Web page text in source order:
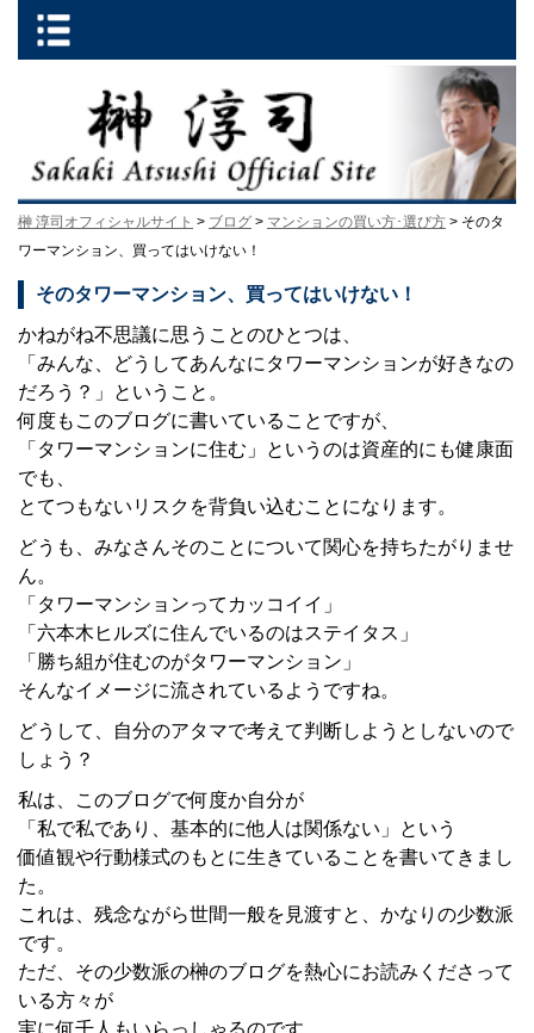
榊 淳司オフィシャルサイト > ブログ > マンションの買い方･選び方 > そのタ
ワーマンション、買ってはいけない！
そのタワーマンション、買ってはいけない！
かねがね不思議に思うことのひとつは、
「みんな、どうしてあんなにタワーマンションが好きなの
だろう？」ということ。
何度もこのブログに書いていることですが、
「タワーマンションに住む」というのは資産的にも健康面
でも、
とてつもないリスクを背負い込むことになります。
どうも、みなさんそのことについて関心を持ちたがりませ
ん。
「タワーマンションってカッコイイ」
「六本木ヒルズに住んでいるのはステイタス」
「勝ち組が住むのがタワーマンション」
そんなイメージに流されているようですね。
どうして、自分のアタマで考えて判断しようとしないので
しょう？
私は、このブログで何度か自分が
「私で私であり、基本的に他人は関係ない」という
価値観や行動様式のもとに生きていることを書いてきまし
た。
これは、残念ながら世間一般を見渡すと、かなりの少数派
です。
ただ、その少数派の榊のブログを熱心にお読みくださって
いる方々が
実に何千人もいらっしゃるのです。